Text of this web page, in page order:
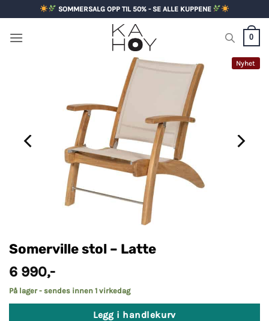
to
content
SOMMERSALG OPP TIL 50% - SE ALLE KUPPENE
0
Nyhet
Somerville stol – Latte
6 990,-
På lager - sendes innen 1 virkedag
Legg i handlekurv